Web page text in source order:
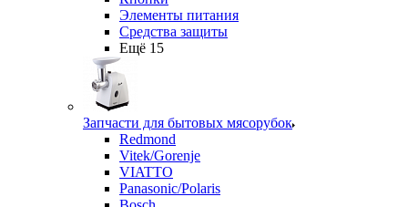
Элементы питания
Средства защиты
Ещё 15
Запчасти для бытовых мясорубок
Redmond
Vitek/Gorenje
VIATTO
Panasonic/Polaris